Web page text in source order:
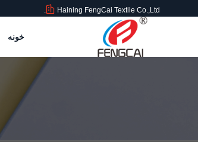
Haining FengCai Textile Co.,Ltd.
خونه